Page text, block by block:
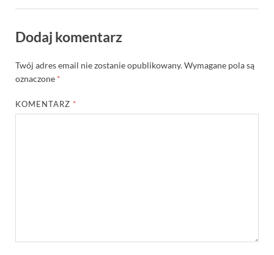
Dodaj komentarz
Twój adres email nie zostanie opublikowany.Wymagane pola są
oznaczone *
KOMENTARZ *